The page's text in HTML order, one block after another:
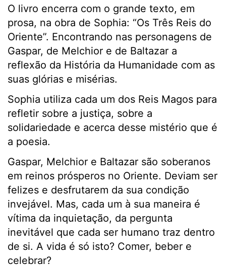
O livro encerra com o grande texto, em
prosa, na obra de Sophia: “Os Três Reis do
Oriente”. Encontrando nas personagens de
Gaspar, de Melchior e de Baltazar a
reflexão da História da Humanidade com as
suas glórias e misérias.
Sophia utiliza cada um dos Reis Magos para
refletir sobre a justiça, sobre a
solidariedade e acerca desse mistério que é
a poesia.
Gaspar, Melchior e Baltazar são soberanos
em reinos prósperos no Oriente. Deviam ser
felizes e desfrutarem da sua condição
invejável. Mas, cada um à sua maneira é
vítima da inquietação, da pergunta
inevitável que cada ser humano traz dentro
de si. A vida é só isto? Comer, beber e
celebrar?